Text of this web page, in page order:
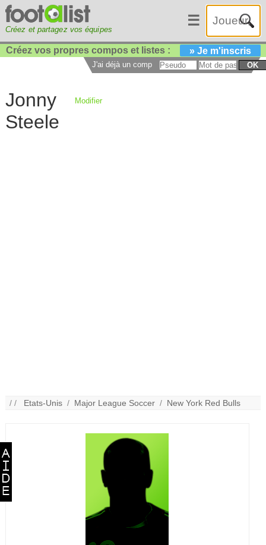
Créez et partagez vos équipes
☰
Créez vos propres compos et listes : » Je m'inscris
J'ai déjà un compte : OK
Jonny
Steele
Modifier
/ / Etats-Unis / Major League Soccer / New York Red Bulls